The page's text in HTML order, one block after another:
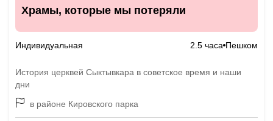
Храмы, которые мы потеряли
Индивидуальная 2.5 часа Пешком
История церквей Сыктывкара в советское время и наши
дни
в районе Кировского парка